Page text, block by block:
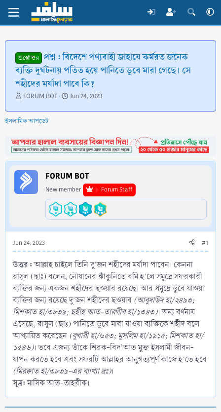
প্রশ্নোত্তর প্রশ্ন : বিদেশে পণ্যবাহী জাহাযে কর্মরত জনৈক
ব্যক্তি দুর্ঘটনায় পতিত হয়ে পানিতে ডুবে মারা গেছে। সে
শহীদের মর্যাদা পাবে কি?
T
r
e
d
s
t
a
r
t
FORUM BOT
S
a
d
a
t
e
Jun 24, 2023
ইসলামিক আপডেট
FORUM BOT
New member Forum Staff
Jun 24, 2023 #1
উত্তর :আল্লাহ চাইলে তিনি দু’জন শহীদের মর্যাদা পাবেন। কেননা
রাসূল (ছাঃ) বলেন, নৌযানের ঝাঁকুনিতে বমি হ’লে সমুদ্রে সফরকারী
ব্যক্তির জন্য একজন শহীদের ছওয়াব রয়েছে। আর সমুদ্রে ডুবে যাওয়া
ব্যক্তির জন্য রয়েছে দু’জন শহীদের ছওয়াব (আবুদাউদ হা/২৪৯৩;
মিশকাত হা/৩৮৩৯; ছহীহ আত-তারগীব হা/১৩৪৩)। অন্য বর্ণনায়
এসেছে, রাসূল (ছাঃ) পানিতে ডুবে মারা যাওয়া ব্যক্তিকে শহীদ বলে
আখ্যায়িত করেছেন (বুখারী হা/৬৫৩; মুসলিম হা/১৯১৫; মিশকাত হা/
১৫৪৬)। তবে এজন্য তাঁকে শিরক-বিদ‘আত মুক্ত ইসলামী জীবন-
যাপন করতে হবে এবং সফরটি আল্লাহর আনুগত্যপূর্ণ কাজে হ’তে হবে
(মিরক্বাত হা/৩৮৩৯-এর ব্যাখ্যা দ্রঃ)।
সূত্র:মাসিক আত-তাহরীক।